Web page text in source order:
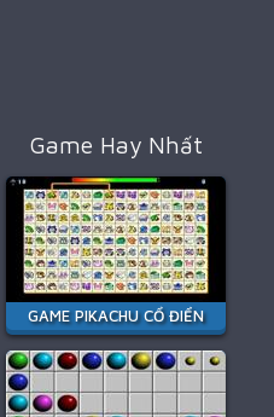
Game Hay Nhất
GAME PIKACHU CỔ ĐIỂN